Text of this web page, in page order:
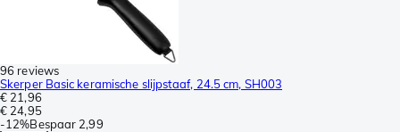
96 reviews
Skerper Basic keramische slijpstaaf, 24.5 cm, SH003
€ 21,96
€ 24,95
-12%Bespaar 2,99